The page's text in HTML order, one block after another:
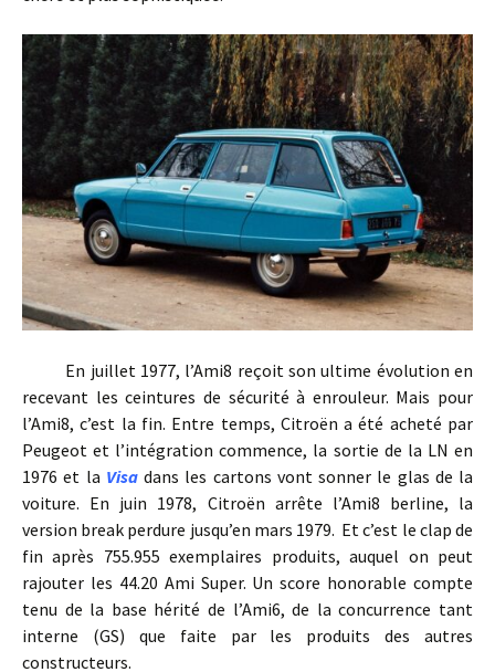
En juillet 1977, l’Ami8 reçoit son ultime évolution en
recevant les ceintures de sécurité à enrouleur. Mais pour
l’Ami8, c’est la fin. Entre temps, Citroën a été acheté par
Peugeot et l’intégration commence, la sortie de la LN en
1976 et la Visadans les cartons vont sonner le glas de la
voiture. En juin 1978, Citroën arrête l’Ami8 berline, la
version break perdure jusqu’en mars 1979. Et c’est le clap de
fin après 755.955 exemplaires produits, auquel on peut
rajouter les 44.20 Ami Super. Un score honorable compte
tenu de la base hérité de l’Ami6, de la concurrence tant
interne (GS) que faite par les produits des autres
constructeurs.